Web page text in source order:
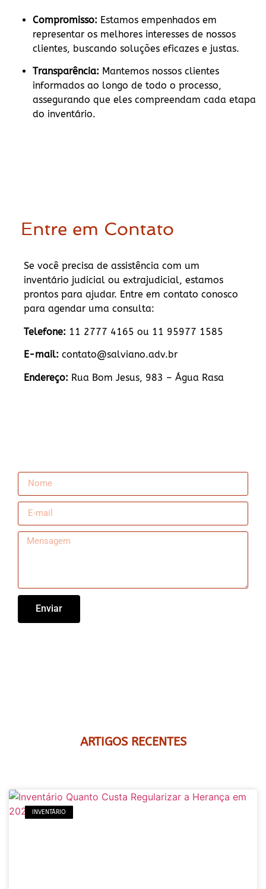
Compromisso: Estamos empenhados em
representar os melhores interesses de nossos
clientes, buscando soluções eficazes e justas.
Transparência: Mantemos nossos clientes
informados ao longo de todo o processo,
assegurando que eles compreendam cada etapa
do inventário.
Entre em Contato
Se você precisa de assistência com um
inventário judicial ou extrajudicial, estamos
prontos para ajudar. Entre em contato conosco
para agendar uma consulta:
Telefone: 11 2777 4165 ou 11 95977 1585
E-mail: contato@salviano.adv.br
Endereço: Rua Bom Jesus, 983 – Água Rasa
Enviar
ARTIGOS RECENTES
INVENTÁRIO